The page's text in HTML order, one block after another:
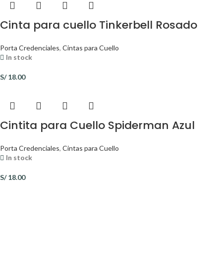
Cinta para cuello Tinkerbell Rosado
Porta Credenciales, Cintas para Cuello
In stock
S/18.00
Cintita para Cuello Spiderman Azul
Porta Credenciales, Cintas para Cuello
In stock
S/18.00